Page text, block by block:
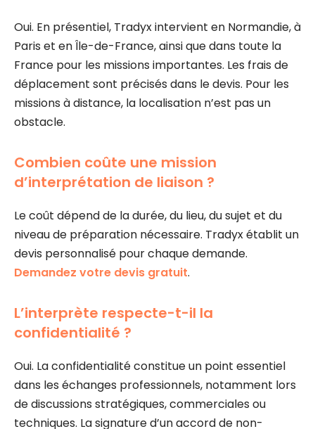
Oui. En présentiel, Tradyx intervient en Normandie, à
Paris et en Île-de-France, ainsi que dans toute la
France pour les missions importantes. Les frais de
déplacement sont précisés dans le devis. Pour les
missions à distance, la localisation n’est pas un
obstacle.
Combien coûte une mission
d’interprétation de liaison ?
Le coût dépend de la durée, du lieu, du sujet et du
niveau de préparation nécessaire. Tradyx établit un
devis personnalisé pour chaque demande.
Demandez votre devis gratuit.
L’interprète respecte-t-il la
confidentialité ?
Oui. La confidentialité constitue un point essentiel
dans les échanges professionnels, notamment lors
de discussions stratégiques, commerciales ou
techniques. La signature d’un accord de non-